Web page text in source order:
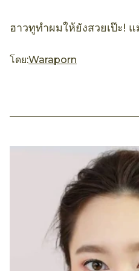
ฮาวทูทำผมให้ยังสวยเป๊ะ!
โดย:Waraporn